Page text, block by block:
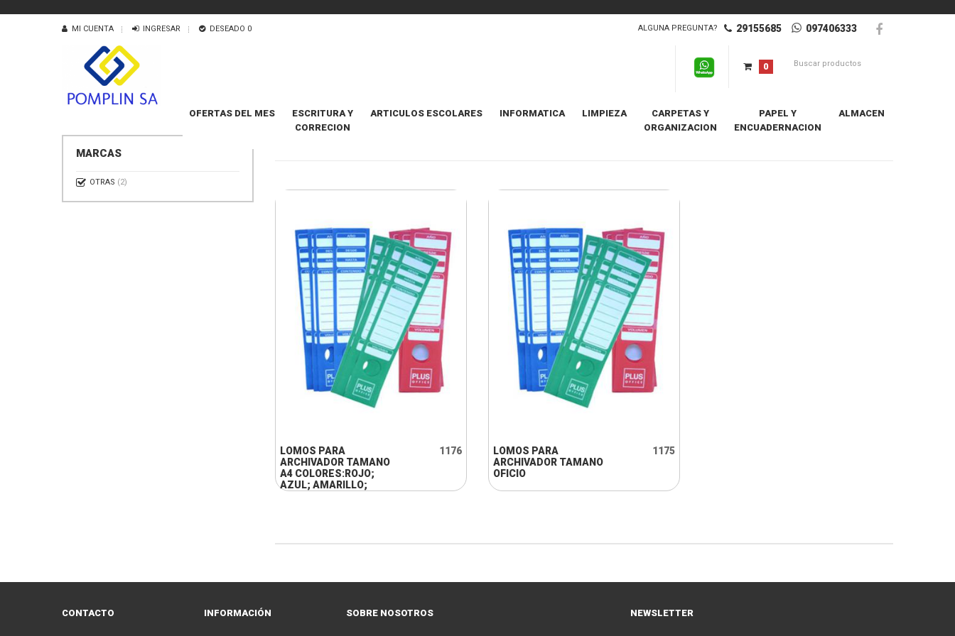
MI CUENTA INGRESAR DESEADO 0 ALGUNA PREGUNTA? 29155685 097406333
0
OFERTAS DEL MES
ESCRITURA Y
CORRECION
ARTICULOS ESCOLARES INFORMATICA LIMPIEZA
CARPETAS Y
ORGANIZACION
PAPEL Y
ENCUADERNACION
ALMACEN
MARCAS
OTRAS (2)
+ INFO
LOMOS PARA
ARCHIVADOR TAMANO
A4 COLORES:ROJO;
AZUL; AMARILLO;
1176
+ INFO
LOMOS PARA
ARCHIVADOR TAMANO
OFICIO
1175
CONTACTO INFORMACIÓN SOBRE NOSOTROS NEWSLETTER